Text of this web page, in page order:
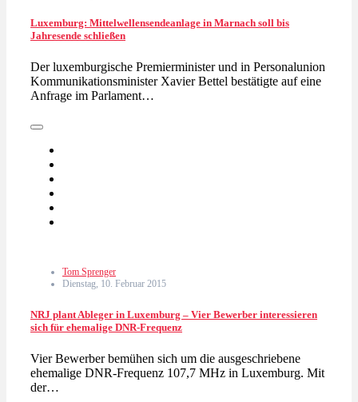
Luxemburg: Mittelwellensendeanlage in Marnach soll bis
Jahresende schließen
Der luxemburgische Premierminister und in Personalunion
Kommunikationsminister Xavier Bettel bestätigte auf eine
Anfrage im Parlament…
Tom Sprenger
Dienstag, 10. Februar 2015
NRJ plant Ableger in Luxemburg – Vier Bewerber interessieren
sich für ehemalige DNR-Frequenz
Vier Bewerber bemühen sich um die ausgeschriebene
ehemalige DNR-Frequenz 107,7 MHz in Luxemburg. Mit
der…